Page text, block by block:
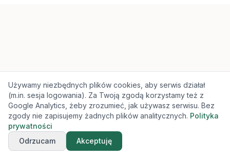
Używamy niezbędnych plików cookies, aby serwis działał
(m.in. sesja logowania). Za Twoją zgodą korzystamy też z
Google Analytics, żeby zrozumieć, jak używasz serwisu. Bez
zgody nie zapisujemy żadnych plików analitycznych. Polityka
prywatności
Odrzucam
Akceptuję